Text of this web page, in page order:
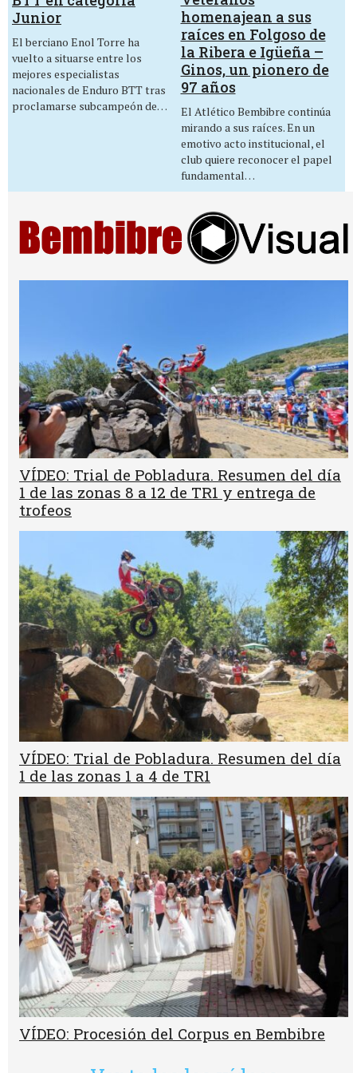
Junior
El berciano Enol Torre ha
vuelto a situarse entre los
mejores especialistas
nacionales de Enduro BTT tras
proclamarse subcampeón de…
homenajean a sus
raíces en Folgoso de
la Ribera e Igüeña –
Ginos, un pionero de
97 años
El Atlético Bembibre continúa
mirando a sus raíces. En un
emotivo acto institucional, el
club quiere reconocer el papel
fundamental…
VÍDEO: Trial de Pobladura. Resumen del día
1 de las zonas 8 a 12 de TR1 y entrega de
trofeos
VÍDEO: Trial de Pobladura. Resumen del día
1 de las zonas 1 a 4 de TR1
VÍDEO: Procesión del Corpus en Bembibre